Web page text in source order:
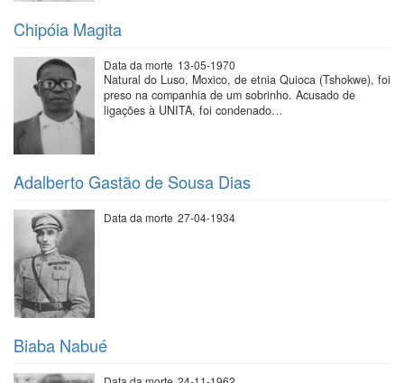
Chipóia Magita
Data da morte 13-05-1970
Natural do Luso, Moxico, de etnia Quioca (Tshokwe), foi
preso na companhia de um sobrinho. Acusado de
ligações à UNITA, foi condenado…
Adalberto Gastão de Sousa Dias
Data da morte 27-04-1934
Biaba Nabué